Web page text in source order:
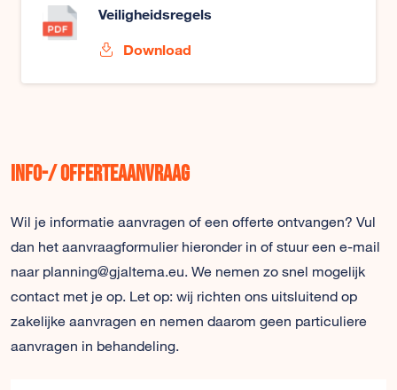
Veiligheidsregels
Download
Info-/ offerteaanvraag
Wil je informatie aanvragen of een offerte ontvangen? Vul
dan het aanvraagformulier hieronder in of stuur een e-mail
naar planning@gjaltema.eu. We nemen zo snel mogelijk
contact met je op. Let op: wij richten ons uitsluitend op
zakelijke aanvragen en nemen daarom geen particuliere
aanvragen in behandeling.